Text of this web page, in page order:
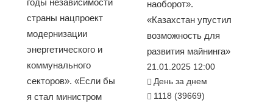
страны нацпроект
модернизации
энергетического и
коммунального
секторов». «Если бы
я стал министром
наоборот».
«Казахстан упустил
возможность для
развития майнинга»
21.01.2025 12:00
День за днем
1118 (39669)